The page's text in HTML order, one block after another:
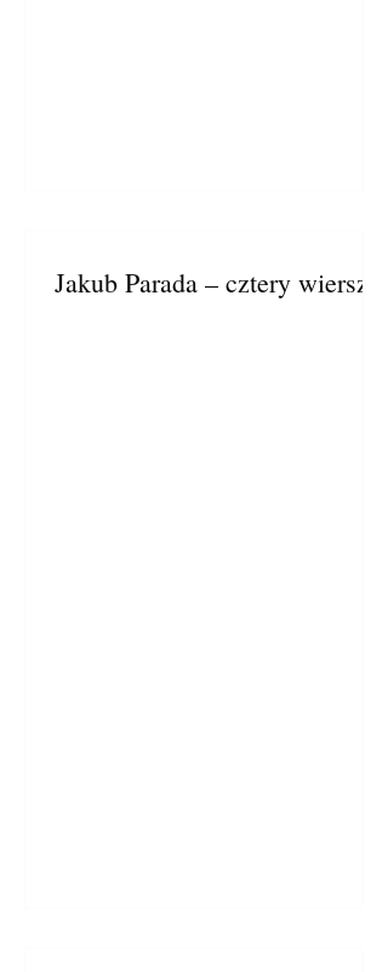
Jakub Parada – cztery wiersze